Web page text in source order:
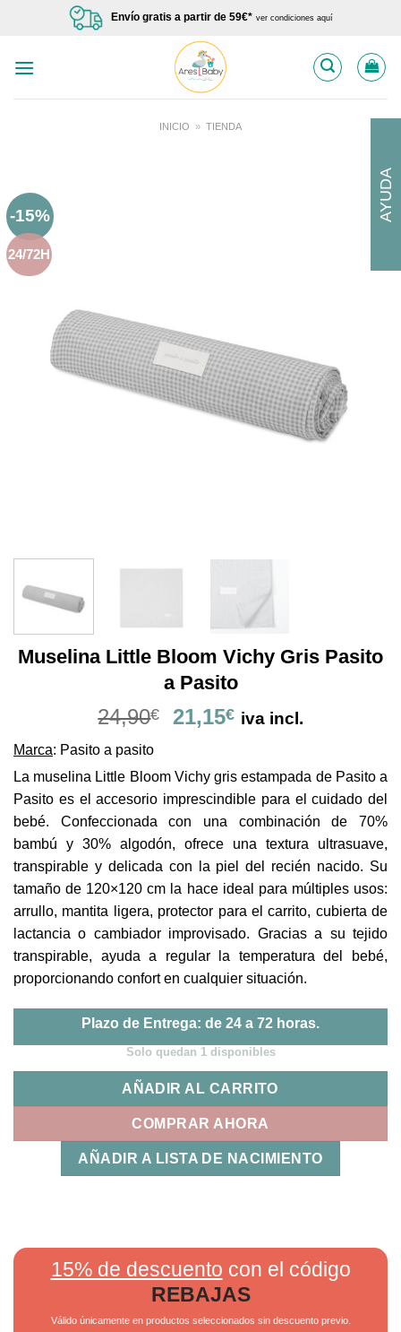
Envío gratis a partir de 59€* ver condiciones aquí
INICIO » TIENDA
-15%
24/72H
Muselina Little Bloom Vichy Gris Pasito
a Pasito
24,90€
El
era:
24,90€.
21,15€El
es:
21,15€.
iva incl.
Marca: Pasito a pasito
La muselina Little Bloom Vichy gris estampada de Pasito a
Pasito es el accesorio imprescindible para el cuidado del
bebé. Confeccionada con una combinación de 70%
bambú y 30% algodón, ofrece una textura ultrasuave,
transpirable y delicada con la piel del recién nacido. Su
tamaño de 120×120 cm la hace ideal para múltiples usos:
arrullo, mantita ligera, protector para el carrito, cubierta de
lactancia o cambiador improvisado. Gracias a su tejido
transpirable, ayuda a regular la temperatura del bebé,
proporcionando confort en cualquier situación.
Plazo de Entrega: de 24 a 72 horas.
Solo quedan 1 disponibles
AÑADIR AL CARRITO
COMPRAR AHORA
AÑADIR A LISTA DE NACIMIENTO
15% de descuento con el código
REBAJAS
Válido únicamente en productos seleccionados sin descuento previo.
AYUDA